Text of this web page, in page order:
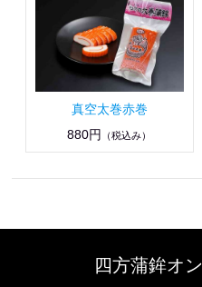
真空太巻赤巻
880円
（税込み）
四方蒲鉾オ